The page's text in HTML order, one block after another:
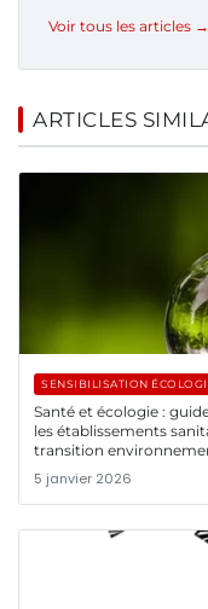
Voir tous les articles →
ARTICLES
SENSIBILISATION
Santé et écologie :
les établissements
transition
5 janvier 2026